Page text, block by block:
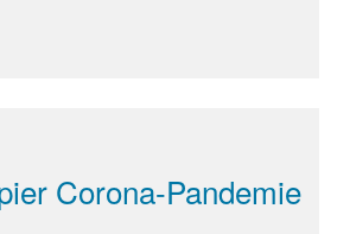
Corona-Pandemie